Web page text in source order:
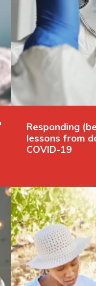
Responding
lessons from
COVID-19